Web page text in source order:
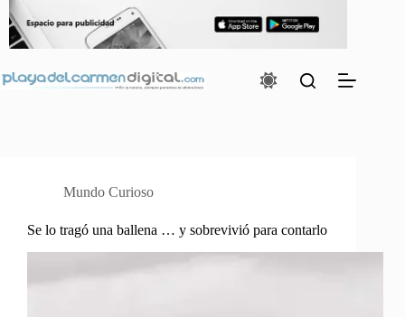
contenido
Mundo Curioso
Se lo tragó una ballena … y sobrevivió para contarlo